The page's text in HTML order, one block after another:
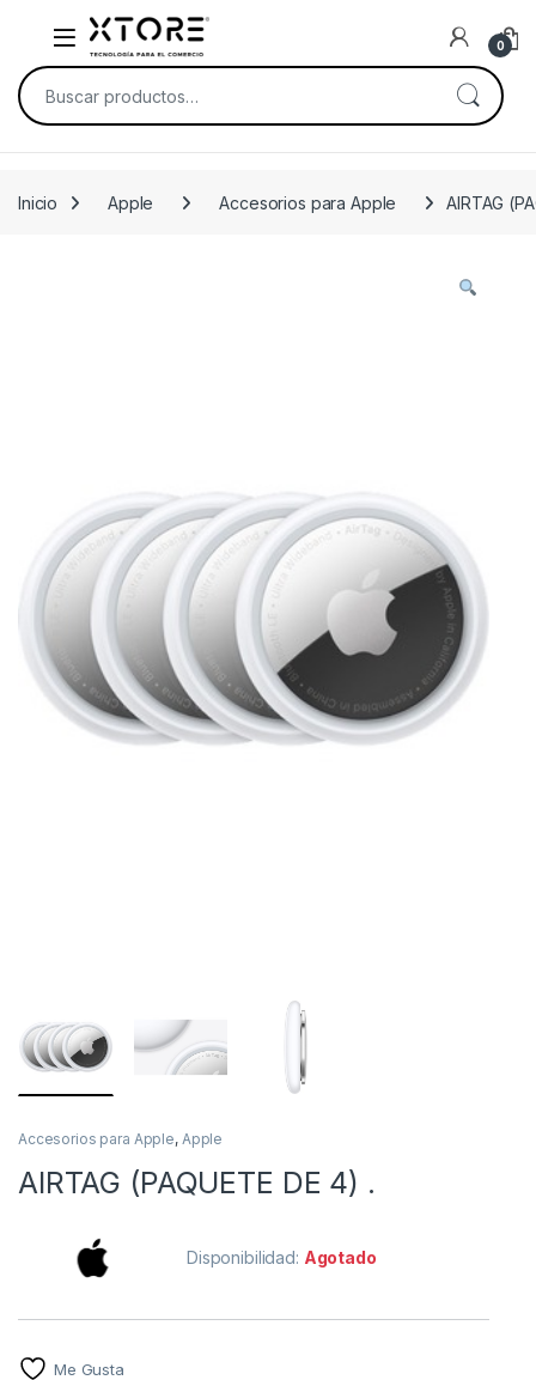
Skip to navigation
Skip to content
0
Buscar por:
Inicio Apple Accesorios para Apple AIRTAG
Accesorios para Apple, Apple
AIRTAG (PAQUETE DE 4) .
Disponibilidad: Agotado
Me Gusta